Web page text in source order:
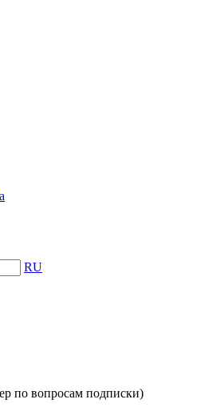
RU
по вопросам подписки)